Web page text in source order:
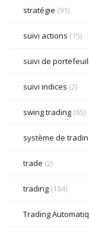
stratégie (91)
suivi actions (15)
suivi de
suivi indices (2)
swing trading (65)
système de
trade (2)
trading (184)
Trading